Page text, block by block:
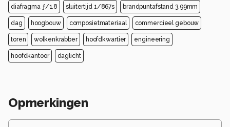
diafragma ƒ/1.8 sluitertijd 1/867s brandpuntafstand 3.99mm
dag hoogbouw composietmateriaal commercieel gebouw
toren wolkenkrabber hoofdkwartier engineering
hoofdkantoor daglicht
Opmerkingen